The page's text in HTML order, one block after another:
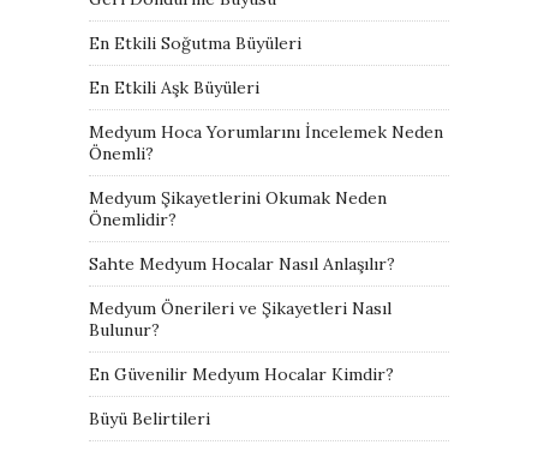
En Etkili Soğutma Büyüleri
En Etkili Aşk Büyüleri
Medyum Hoca Yorumlarını İncelemek Neden
Önemli?
Medyum Şikayetlerini Okumak Neden
Önemlidir?
Sahte Medyum Hocalar Nasıl Anlaşılır?
Medyum Önerileri ve Şikayetleri Nasıl
Bulunur?
En Güvenilir Medyum Hocalar Kimdir?
Büyü Belirtileri